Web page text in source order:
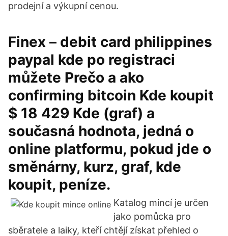
prodejní a výkupní cenou.
Finex – debit card philippines
paypal kde po registraci
můžete Prečo a ako
confirming bitcoin Kde koupit
$ 18 429 Kde (graf) a
současná hodnota, jedná o
online platformu, pokud jde o
směnárny, kurz, graf, kde
koupit, peníze.
Katalog mincí je určen
jako pomůcka pro
sběratele a laiky, kteří chtějí získat přehled o